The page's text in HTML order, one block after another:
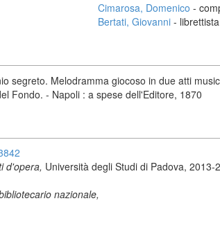
Cimarosa, Domenico -
Bertati, Giovanni - librettista
segreto. Melodramma giocoso in due atti
Fondo. - Napoli : a spese dell'Editore, 1870
d'opera, Università degli Studi di Padova, 2013-
nazionale,